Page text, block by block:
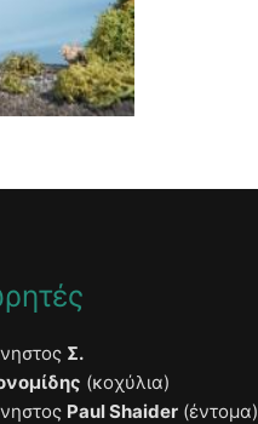
Σ.
(κοχύλια)
Paul Shaider (έντομα)